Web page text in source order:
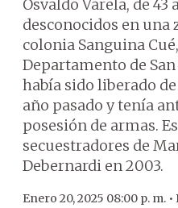
Osvaldo Varela, de
desconocidos en una
colonia Sanguina
Departamento de
había sido liberado
año pasado y tenía
posesión de armas.
secuestradores de
Debernardi en 2003.
Enero 20, 2025 08:00 p. m. •